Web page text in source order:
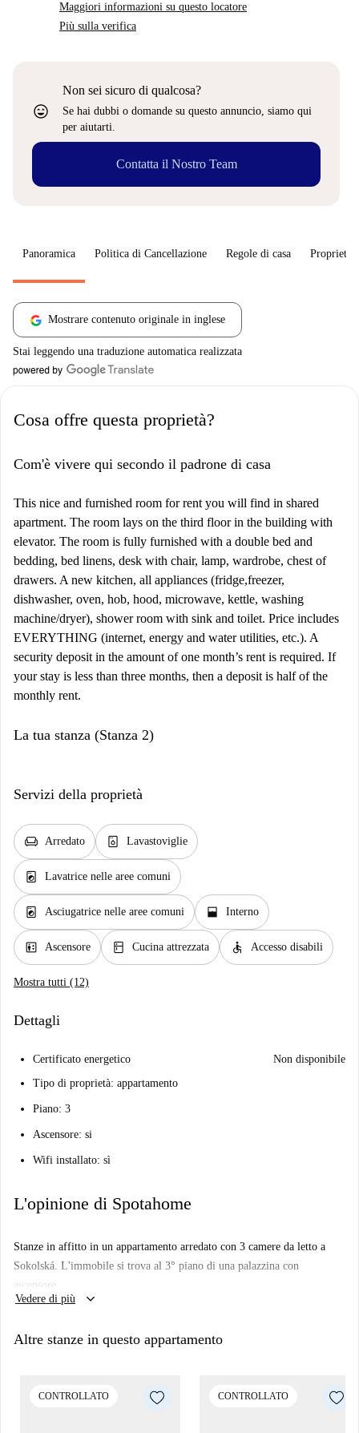
Maggiori informazioni su questo locatore
Più sulla verifica
sentiment_very_satisfied
Non sei sicuro di qualcosa?
Se hai dubbi o domande su questo annuncio, siamo qui
per aiutarti.
Contatta il Nostro Team
Panoramica Politica di Cancellazione Regole di casa
Mostrare contenuto originale in inglese
Stai leggendo una traduzione automatica realizzata
Cosa offre questa proprietà?
Com'è vivere qui secondo il padrone di casa
This nice and furnished room for rent you will find in shared
apartment. The room lays on the third floor in the building with
elevator. The room is fully furnished with a double bed and
bedding, bed linens, desk with chair, lamp, wardrobe, chest of
drawers. A new kitchen, all appliances (fridge,freezer,
dishwasher, oven, hob, hood, microwave, kettle, washing
machine/dryer), shower room with sink and toilet. Price includes
EVERYTHING (internet, energy and water utilities, etc.). A
security deposit in the amount of one month’s rent is required. If
your stay is less than three months, then a deposit is half of the
monthly rent.
La tua stanza (Stanza 2)
Servizi della proprietà
chair Arredato dishwasher_gen Lavastoviglie
local_laundry_service Lavatrice nelle aree comuni
local_laundry_service Asciugatrice nelle aree comuni window_open Interno
elevator Ascensore kitchen Cucina attrezzata accessible Accesso disabili
Mostra tutti (12)
Dettagli
Certificato energetico
Non disponibile
Tipo di proprietà: appartamento
Piano: 3
Ascensore: si
Wifi installato: sì
L'opinione di Spotahome
Stanze in affitto in un appartamento arredato con 3 camere da letto a
Sokolská. L'immobile si trova al 3° piano di una palazzina con
ascensore.
Vedere di più
keyboard_arrow_down
Altre stanze in questo appartamento
CONTROLLATO CONTROLLATO